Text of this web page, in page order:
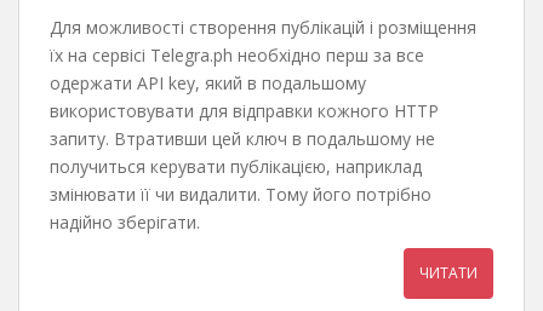
Для можливості створення публікацій і розміщення
їх на сервісі Telegra.ph необхідно перш за все
одержати API key, який в подальшому
використовувати для відправки кожного HTTP
запиту. Втративши цей ключ в подальшому не
получиться керувати публікацією, наприклад
змінювати її чи видалити. Тому його потрібно
надійно зберігати.
ЧИТАТИ